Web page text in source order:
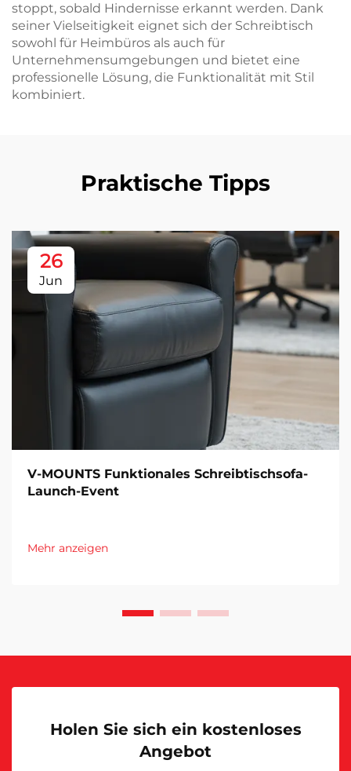
stoppt, sobald Hindernisse erkannt werden. Dank
seiner Vielseitigkeit eignet sich der Schreibtisch
sowohl für Heimbüros als auch für
Unternehmensumgebungen und bietet eine
professionelle Lösung, die Funktionalität mit Stil
kombiniert.
Praktische Tipps
26
Jun
V-MOUNTS Funktionales Schreibtischsofa-
Launch-Event
Mehr anzeigen
Holen Sie sich ein kostenloses
Angebot